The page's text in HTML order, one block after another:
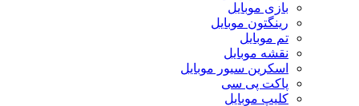
بازی موبایل
رینگتون موبایل
تم موبایل
نقشه موبایل
اسکرین سیور موبایل
پاکت پی سی
کلیپ موبایل